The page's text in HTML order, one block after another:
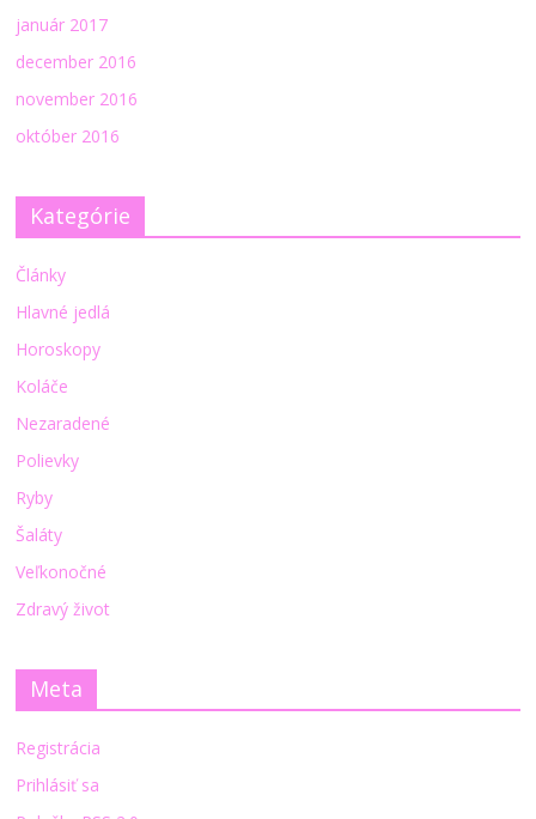
január 2017
december 2016
november 2016
október 2016
Kategórie
Články
Hlavné jedlá
Horoskopy
Koláče
Nezaradené
Polievky
Ryby
Šaláty
Veľkonočné
Zdravý život
Meta
Registrácia
Prihlásiť sa